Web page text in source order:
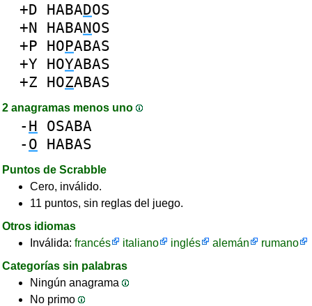
+D HABADOS
+N HABANOS
+P HOPABAS
+Y HOYABAS
+Z HOZABAS
2 anagramas menos uno
- H OSABA
- O HABAS
Puntos de Scrabble
Cero, inválido.
11 puntos, sin reglas del juego.
Otros idiomas
Inválida: francés italiano inglés alemán
rumano
Categorías sin palabras
Ningún anagrama
No primo